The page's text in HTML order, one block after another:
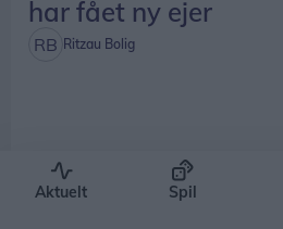
har fået ny ejer
Ritzau Bolig
Aktuelt Spil